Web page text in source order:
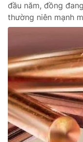
Liên hệ tòa soạn
THỜI BÁO VTV
Theo dõi báo trên
Cơ quan chủ quản:Đài
Cơ quan báo chí:Thời
đầu năm, đồng
thường niên mạnh